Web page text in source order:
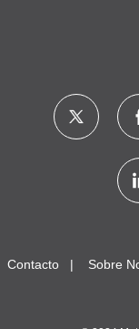
Contacto Sobre